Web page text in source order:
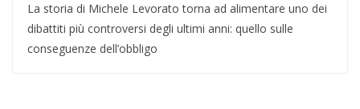
La storia di Michele Levorato torna ad alimentare uno dei
dibattiti più controversi degli ultimi anni: quello sulle
conseguenze dell’obbligo